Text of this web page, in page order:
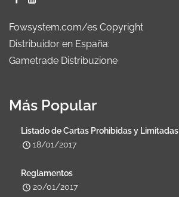
Fowsystem.com/es Copyright
Distribuidor en España:
Gametrade Distribuzione
Más Popular
Listado de Cartas Prohibidas y Limitadas
18/01/2017
Reglamentos
20/01/2017